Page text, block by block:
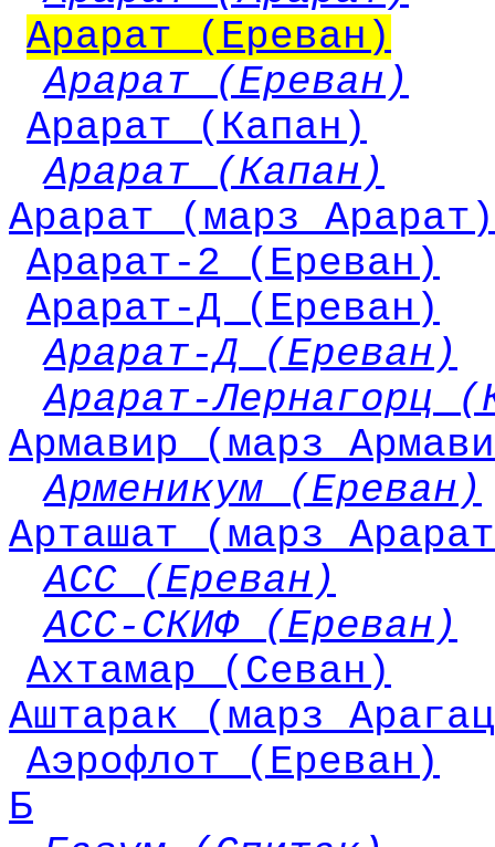
Арарат (Ереван)
Арарат (Ереван)
Арарат (Капан)
Арарат (Капан)
Арарат (марз Арарат)
Арарат-2 (Ереван)
Арарат-Д (Ереван)
Арарат-Д (Ереван)
Арарат-Лернагорц
Армавир (марз
Арменикум (Ереван)
Арташат (марз
АСС (Ереван)
АСС-СКИФ (Ереван)
Ахтамар (Севан)
Аштарак (марз
Аэрофлот (Ереван)
Б